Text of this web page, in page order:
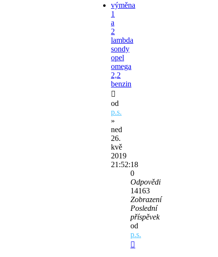
výměna
1
a
2
lambda
sondy
opel
omega
2,2
benzin
od
p.s.
»
ned
26.
kvě
2019
21:52:18
0
Odpovědi
14163
Zobrazení
Poslední
příspěvek
od
p.s.